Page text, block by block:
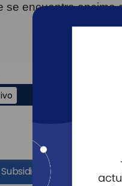
se encuentra encima
Subsidios